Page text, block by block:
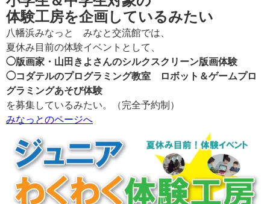
体験工房を企画しているみたい
八幡浜みなっと みなと交流館では、
夏休み目前の体験イベントとして、
◯版画家・山田きよさんのシルクスクリーン版画体験
◯コダテルのプログラミング教室 ロボット＆ゲームプロ
グラミングあそび体験
を募集しているみたい。（完全予約制）
みなっとのページへ